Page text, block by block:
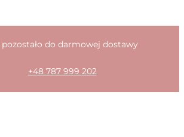
pozostało do darmowej dostawy
+48 787 999 202